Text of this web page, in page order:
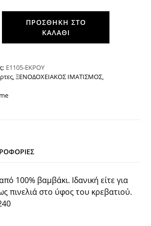
ΠΡΟΣΘΉΚΗ ΣΤΟ
ΚΑΛΆΘΙ
Ε1105-ΕΚΡΟΥ
,ΞΕΝΟΔΟΧΕΙΑΚΟΣ ΙΜΑΤΙΣΜΟΣ,
100% βαμβάκι. Ιδανική είτε για
πινελιά στο ύφος του κρεβατιού.